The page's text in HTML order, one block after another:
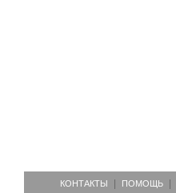
КОНТАКТЫ ПОМОЩЬ